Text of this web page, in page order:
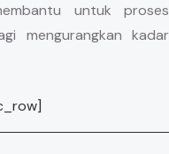
untuk proses
mengurangkan kadar